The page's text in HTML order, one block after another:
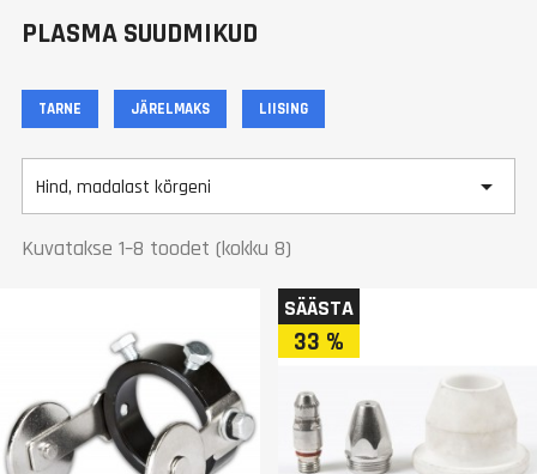
PLASMA SUUDMIKUD
TARNE JÄRELMAKS LIISING
Hind, madalast kõrgeni 
Kuvatakse 1–8 toodet (kokku 8)
SÄÄSTA
33 %